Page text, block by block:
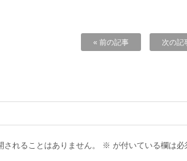
« 前の記事 次の記
れることはありません。 ※ が付いている欄は必